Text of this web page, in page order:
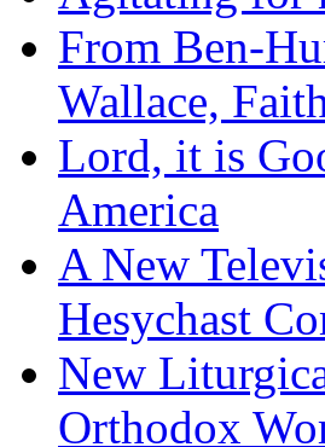
From Ben-
Wallace,
Lord, it is
America
A New
Hesychast
New
Orthodox